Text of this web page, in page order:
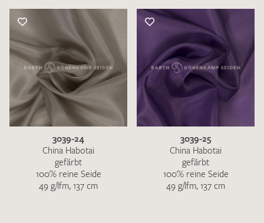
3039-24
China Habotai
gefärbt
100% reine Seide
49 g/lfm, 137 cm
3039-25
China Habotai
gefärbt
100% reine Seide
49 g/lfm, 137 cm